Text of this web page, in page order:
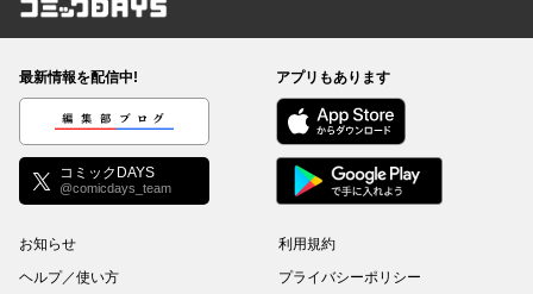
コミックDAYS
最新情報を配信中!
編集部ブログ
コミックDAYS
@comicdays_team
アプリもあります
お知らせ
ヘルプ／使い方
利用規約
プライバシーポリシー